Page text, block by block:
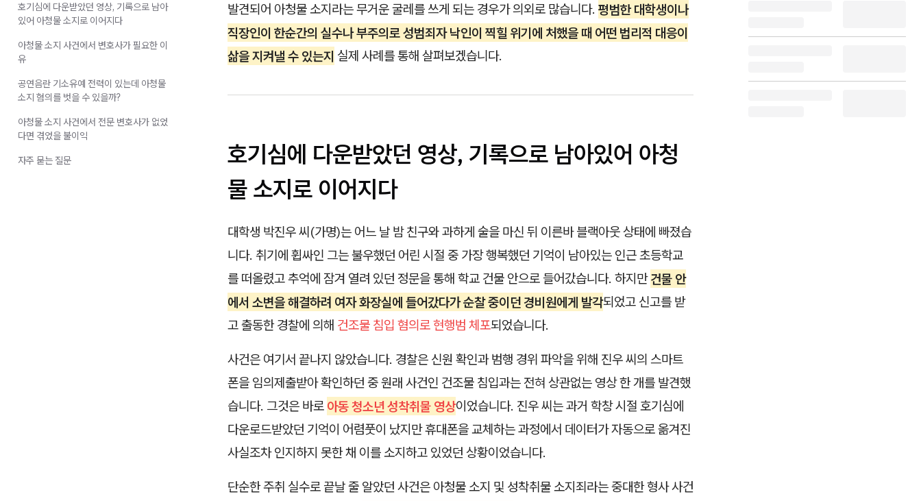
발견되어 아청물 소지라는 무거운 굴레를 쓰게 되는 경우가 의외로 많습니다. 평범한 대학생이나
직장인이 한순간의 실수나 부주의로 성범죄자 낙인이 찍힐 위기에 처했을 때 어떤 법리적 대응이
삶을 지켜낼 수 있는지 실제 사례를 통해 살펴보겠습니다.
호기심에 다운받았던 영상, 기록으로 남아있어 아청
물 소지로 이어지다
대학생 박진우 씨(가명)는 어느 날 밤 친구와 과하게 술을 마신 뒤 이른바 블랙아웃 상태에 빠졌습
니다. 취기에 휩싸인 그는 불우했던 어린 시절 중 가장 행복했던 기억이 남아있는 인근 초등학교
를 떠올렸고 추억에 잠겨 열려 있던 정문을 통해 학교 건물 안으로 들어갔습니다. 하지만건물 안
에서 소변을 해결하려 여자 화장실에 들어갔다가 순찰 중이던 경비원에게 발각되었고 신고를 받
고 출동한 경찰에 의해 건조물 침입 혐의로 현행범 체포되었습니다.
사건은 여기서 끝나지 않았습니다. 경찰은 신원 확인과 범행 경위 파악을 위해 진우 씨의 스마트
폰을 임의제출받아 확인하던 중 원래 사건인 건조물 침입과는 전혀 상관없는 영상 한 개를 발견했
습니다. 그것은 바로 아동 청소년 성착취물 영상이었습니다. 진우 씨는 과거 학창 시절 호기심에
다운로드받았던 기억이 어렴풋이 났지만 휴대폰을 교체하는 과정에서 데이터가 자동으로 옮겨진
사실조차 인지하지 못한 채 이를 소지하고 있었던 상황이었습니다.
단순한 주취 실수로 끝날 줄 알았던 사건은 아청물 소지 및 성착취물 소지죄라는 중대한 형사 사건
호기심에 다운받았던 영상, 기록으로 남아
있어 아청물 소지로 이어지다
아청물 소지 사건에서 변호사가 필요한 이
유
공연음란 기소유예 전력이 있는데 아청물
소지 혐의를 벗을 수 있을까?
아청물 소지 사건에서 전문 변호사가 없었
다면 겪었을 불이익
자주 묻는 질문